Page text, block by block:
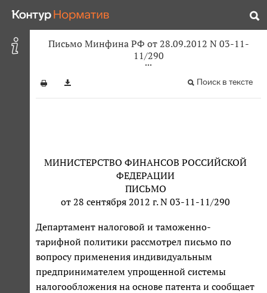
Письмо Минфина РФ от 28.09.2012 N 03-11-
11/290
Поиск в тексте
МИНИСТЕРСТВО ФИНАНСОВ РОССИЙСКОЙ
ФЕДЕРАЦИИ
ПИСЬМО
от 28 сентября 2012 г. N 03-11-11/290
Департамент налоговой и таможенно-
тарифной политики рассмотрел письмо по
вопросу применения индивидуальным
предпринимателем упрощенной системы
налогообложения на основе патента и сообщает